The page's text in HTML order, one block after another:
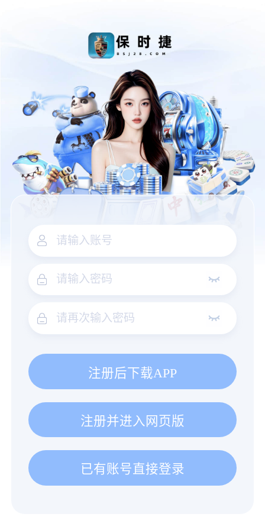
注册后下载APP
注册并进入网页版
已有账号直接登录